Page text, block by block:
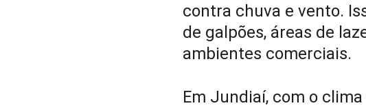
contra chuva e vento.
de galpões, áreas de
ambientes comerciais.
Em Jundiaí, com o